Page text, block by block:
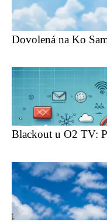
Dovolená na Ko
Blackout u O2 TV: